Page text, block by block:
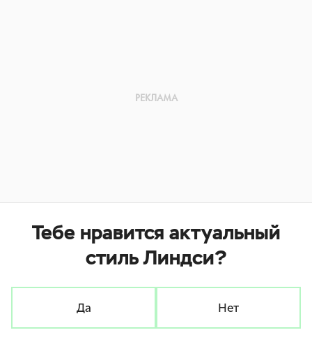
Тебе нравится актуальный
стиль Линдси?
Да Нет